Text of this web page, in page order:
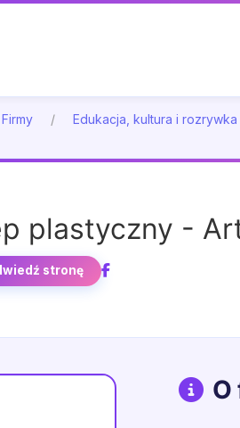
Firmy Edukacja, kultura i rozrywka
plastyczny -
stronę
O